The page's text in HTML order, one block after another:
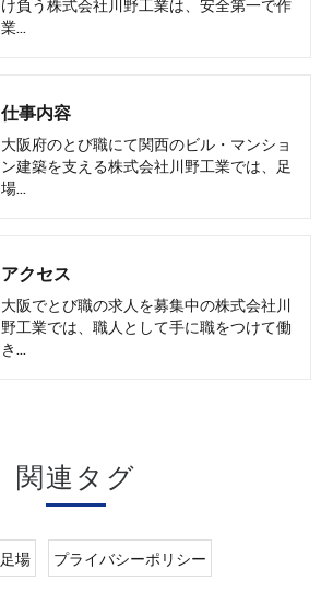
業…
仕事内容
大阪府のとび職にて関西のビル・マンショ
ン建築を支える株式会社川野工業では、足
場…
アクセス
大阪でとび職の求人を募集中の株式会社川
野工業では、職人として手に職をつけて働
き…
関連タグ
足場 プライバシーポリシー